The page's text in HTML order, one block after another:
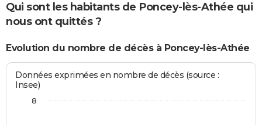
Qui sont les habitants de Poncey-lès-Athée qui
nous ont quittés ?
Evolution du nombre de décès à Poncey-lès-Athée
Données exprimées en nombre de décès (source :
Insee)
8